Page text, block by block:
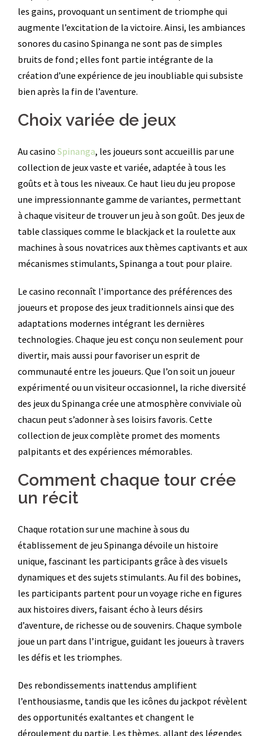
les gains, provoquant un sentiment de triomphe qui
augmente l’excitation de la victoire. Ainsi, les ambiances
sonores du casino Spinanga ne sont pas de simples
bruits de fond ; elles font partie intégrante de la
création d’une expérience de jeu inoubliable qui subsiste
bien après la fin de l’aventure.
Choix variée de jeux
Au casino Spinanga, les joueurs sont accueillis par une
collection de jeux vaste et variée, adaptée à tous les
goûts et à tous les niveaux. Ce haut lieu du jeu propose
une impressionnante gamme de variantes, permettant
à chaque visiteur de trouver un jeu à son goût. Des jeux de
table classiques comme le blackjack et la roulette aux
machines à sous novatrices aux thèmes captivants et aux
mécanismes stimulants, Spinanga a tout pour plaire.
Le casino reconnaît l’importance des préférences des
joueurs et propose des jeux traditionnels ainsi que des
adaptations modernes intégrant les dernières
technologies. Chaque jeu est conçu non seulement pour
divertir, mais aussi pour favoriser un esprit de
communauté entre les joueurs. Que l’on soit un joueur
expérimenté ou un visiteur occasionnel, la riche diversité
des jeux du Spinanga crée une atmosphère conviviale où
chacun peut s’adonner à ses loisirs favoris. Cette
collection de jeux complète promet des moments
palpitants et des expériences mémorables.
Comment chaque tour crée
un récit
Chaque rotation sur une machine à sous du
établissement de jeu Spinanga dévoile un histoire
unique, fascinant les participants grâce à des visuels
dynamiques et des sujets stimulants. Au fil des bobines,
les participants partent pour un voyage riche en figures
aux histoires divers, faisant écho à leurs désirs
d’aventure, de richesse ou de souvenirs. Chaque symbole
joue un part dans l’intrigue, guidant les joueurs à travers
les défis et les triomphes.
Des rebondissements inattendus amplifient
l’enthousiasme, tandis que les icônes du jackpot révèlent
des opportunités exaltantes et changent le
déroulement du partie. Les thèmes, allant des légendes